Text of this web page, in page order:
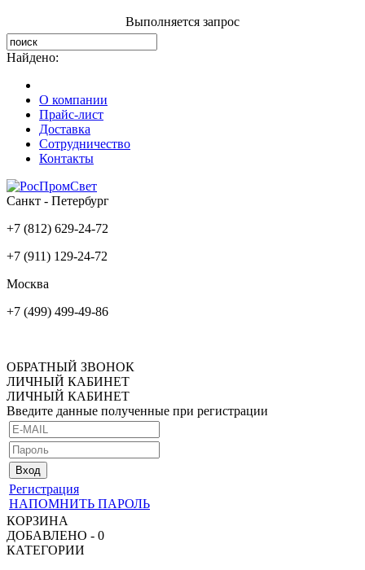
Выполняется запрос
Найдено:
О компании
Прайс-лист
Доставка
Сотрудничество
Контакты
Санкт - Петербург
+7 (812) 629-24-72
+7 (911) 129-24-72
Москва
+7 (499) 499-49-86
ОБРАТНЫЙ ЗВОНОК
ЛИЧНЫЙ КАБИНЕТ
ЛИЧНЫЙ КАБИНЕТ
Введите данные полученные при регистрации
Регистрация
НАПОМНИТЬ ПАРОЛЬ
КОРЗИНА
ДОБАВЛЕНО - 0
КАТЕГОРИИ